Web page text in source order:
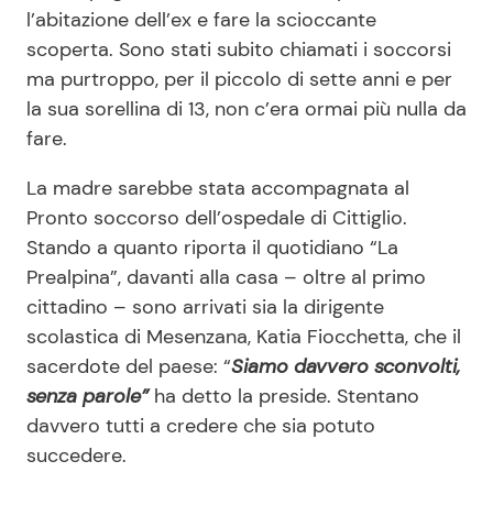
l’abitazione dell’ex e fare la scioccante
scoperta. Sono stati subito chiamati i soccorsi
ma purtroppo, per il piccolo di sette anni e per
la sua sorellina di 13, non c’era ormai più nulla da
fare.
La madre sarebbe stata accompagnata al
Pronto soccorso dell’ospedale di Cittiglio.
Stando a quanto riporta il quotidiano “La
Prealpina”, davanti alla casa – oltre al primo
cittadino – sono arrivati sia la dirigente
scolastica di Mesenzana, Katia Fiocchetta, che il
sacerdote del paese: “Siamo davvero sconvolti,
senza parole”ha detto la preside. Stentano
davvero tutti a credere che sia potuto
succedere.